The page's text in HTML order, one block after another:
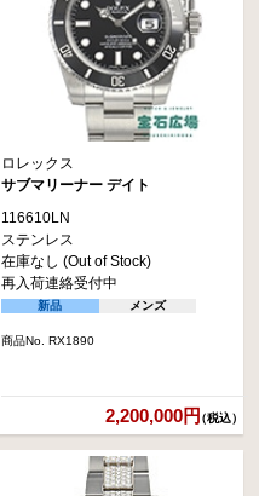
ロレックス
サブマリーナー デイト
116610LN
ステンレス
在庫なし (Out of Stock)
再入荷連絡受付中
新品 メンズ
商品No. RX1890
2,200,000円（税込）